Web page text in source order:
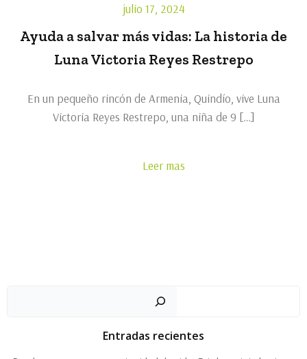
julio 17, 2024
Ayuda a salvar más vidas: La historia de
Luna Victoria Reyes Restrepo
En un pequeño rincón de Armenia, Quindío, vive Luna
Victoria Reyes Restrepo, una niña de 9 […]
Leer mas
Entradas recientes